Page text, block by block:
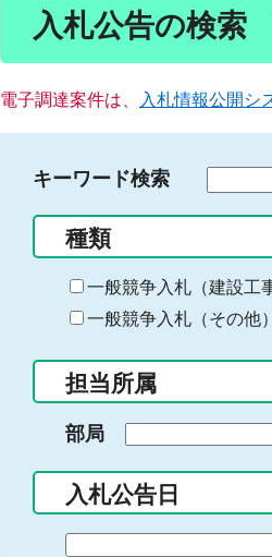
入札公告の検索
電子調達案件は、 入札情報公開シ
キーワード検索
る
キ
ー
ー
入
力
種類
一般競争入札（建設工
一般競争入札（その他）
担当所属
部局
入札公告日